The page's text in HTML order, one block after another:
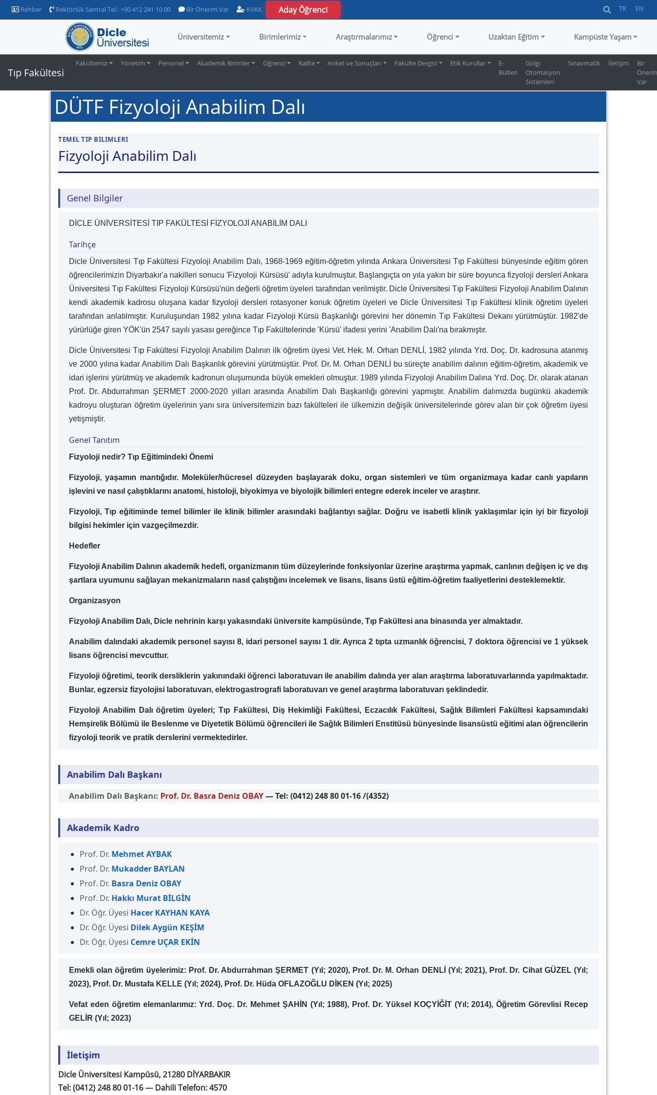
Rehber Rektörlük Santral Tel.: +90 412 241 10 00 Bir Önerim Var KVKK Aday Öğrenci TR EN
Üniversitemiz Birimlerimiz Araştırmalarımız Öğrenci Uzaktan Eğitim Kampüste Yaşam
Tıp Fakültesi
Fakültemiz Yönetim Personel Akademik Birimler Öğrenci Kalite Anket ve Sonuçları Fakülte Dergisi Etik Kurullar
E-
Bülten
Golgi
Otomasyon
Sistemleri
Sınavmatik İletişim
Bir
Var
DÜTF Fizyoloji Anabilim Dalı
TEMEL TIP BILIMLERI
Fizyoloji Anabilim Dalı
Genel Bilgiler
DİCLE ÜNİVERSİTESİ TIP FAKÜLTESİ FİZYOLOJİ ANABİLİM DALI
Tarihçe
Dicle Üniversitesi Tıp Fakültesi Fizyoloji Anabilim Dalı, 1968-1969 eğitim-öğretim yılında Ankara Üniversitesi Tıp Fakültesi bünyesinde eğitim gören
öğrencilerimizin Diyarbakır'a nakilleri sonucu 'Fizyoloji Kürsüsü' adıyla kurulmuştur. Başlangıçta on yıla yakın bir süre boyunca fizyoloji dersleri Ankara
Üniversitesi Tıp Fakültesi Fizyoloji Kürsüsü'nün değerli öğretim üyeleri tarafından verilmiştir. Dicle Üniversitesi Tıp Fakültesi Fizyoloji Anabilim Dalının
kendi akademik kadrosu oluşana kadar fizyoloji dersleri rotasyoner konuk öğretim üyeleri ve Dicle Üniversitesi Tıp Fakültesi klinik öğretim üyeleri
tarafından anlatılmıştır. Kuruluşundan 1982 yılına kadar Fizyoloji Kürsü Başkanlığı görevini her dönemin Tıp Fakültesi Dekanı yürütmüştür. 1982'de
yürürlüğe giren YÖK'ün 2547 sayılı yasası gereğince Tıp Fakültelerinde 'Kürsü' ifadesi yerini 'Anabilim Dalı'na bırakmıştır.
Dicle Üniversitesi Tıp Fakültesi Fizyoloji Anabilim Dalının ilk öğretim üyesi Vet. Hek. M. Orhan DENLİ, 1982 yılında Yrd. Doç. Dr. kadrosuna atanmış
ve 2000 yılına kadar Anabilim Dalı Başkanlık görevini yürütmüştür. Prof. Dr. M. Orhan DENLİ bu süreçte anabilim dalının eğitim-öğretim, akademik ve
idari işlerini yürütmüş ve akademik kadronun oluşumunda büyük emekleri olmuştur. 1989 yılında Fizyoloji Anabilim Dalına Yrd. Doç. Dr. olarak atanan
Prof. Dr. Abdurrahman ŞERMET 2000-2020 yılları arasında Anabilim Dalı Başkanlığı görevini yapmıştır. Anabilim dalımızda bugünkü akademik
kadroyu oluşturan öğretim üyelerinin yanı sıra üniversitemizin bazı fakülteleri ile ülkemizin değişik üniversitelerinde görev alan bir çok öğretim üyesi
yetişmiştir.
Genel Tanıtım
Fizyoloji nedir? Tıp Eğitimindeki Önemi
Fizyoloji, yaşamın mantığıdır. Moleküler/hücresel düzeyden başlayarak doku, organ sistemleri ve tüm organizmaya kadar canlı yapıların
işlevini ve nasıl çalıştıklarını anatomi, histoloji, biyokimya ve biyolojik bilimleri entegre ederek inceler ve araştırır.
Fizyoloji, Tıp eğitiminde temel bilimler ile klinik bilimler arasındaki bağlantıyı sağlar. Doğru ve isabetli klinik yaklaşımlar için iyi bir fizyoloji
bilgisi hekimler için vazgeçilmezdir.
Hedefler
Fizyoloji Anabilim Dalının akademik hedefi, organizmanın tüm düzeylerinde fonksiyonlar üzerine araştırma yapmak, canlının değişen iç ve dış
şartlara uyumunu sağlayan mekanizmaların nasıl çalıştığını incelemek ve lisans, lisans üstü eğitim-öğretim faaliyetlerini desteklemektir.
Organizasyon
Fizyoloji Anabilim Dalı, Dicle nehrinin karşı yakasındaki üniversite kampüsünde, Tıp Fakültesi ana binasında yer almaktadır.
Anabilim dalındaki akademik personel sayısı 8, idari personel sayısı 1 dir. Ayrıca 2 tıpta uzmanlık öğrencisi, 7 doktora öğrencisi ve 1 yüksek
lisans öğrencisi mevcuttur.
Fizyoloji öğretimi, teorik dersliklerin yakınındaki öğrenci laboratuvarı ile anabilim dalında yer alan araştırma laboratuvarlarında yapılmaktadır.
Bunlar, egzersiz fizyolojisi laboratuvarı, elektrogastrografi laboratuvarı ve genel araştırma laboratuvarı şeklindedir.
Fizyoloji Anabilim Dalı öğretim üyeleri; Tıp Fakültesi, Diş Hekimliği Fakültesi, Eczacılık Fakültesi, Sağlık Bilimleri Fakültesi kapsamındaki
Hemşirelik Bölümü ile Beslenme ve Diyetetik Bölümü öğrencileri ile Sağlık Bilimleri Enstitüsü bünyesinde lisansüstü eğitimi alan öğrencilerin
fizyoloji teorik ve pratik derslerini vermektedirler.
Anabilim Dalı Başkanı
Anabilim Dalı Başkanı: Prof. Dr. Basra Deniz OBAY— Tel: (0412) 248 80 01-16 /(4352)
Akademik Kadro
Prof. Dr. Mehmet AYBAK
Prof. Dr. Mukadder BAYLAN
Prof. Dr. Basra Deniz OBAY
Prof. Dr. Hakkı Murat BİLGİN
Dr. Öğr. Üyesi Hacer KAYHAN KAYA
Dr. Öğr. Üyesi Dilek Aygün KEŞİM
Dr. Öğr. Üyesi Cemre UÇAR EKİN
Emekli olan öğretim üyelerimiz: Prof. Dr. Abdurrahman ŞERMET (Yıl; 2020), Prof. Dr. M. Orhan DENLİ (Yıl; 2021), Prof. Dr. Cihat GÜZEL (Yıl;
2023), Prof. Dr. Mustafa KELLE (Yıl; 2024), Prof. Dr. Hüda OFLAZOĞLU DİKEN (Yıl; 2025)
Vefat eden öğretim elemanlarımız: Yrd. Doç. Dr. Mehmet ŞAHİN (Yıl; 1988), Prof. Dr. Yüksel KOÇYİĞİT (Yıl; 2014), Öğretim Görevlisi Recep
GELİR (Yıl; 2023)
İletişim
Dicle Üniversitesi Kampüsü, 21280 DİYARBAKIR
Tel: (0412) 248 80 01-16 — Dahili Telefon: 4570